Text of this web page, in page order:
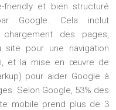
et bien structuré
Google. Cela inclut
des pages,
site pour une navigation
et la mise en œuvre de
pour aider Google à
Selon Google, 53% des
mobile prend plus de 3